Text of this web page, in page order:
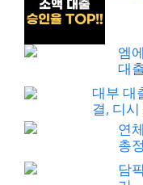
엠
대
대부 대
결, 디
연
총
담